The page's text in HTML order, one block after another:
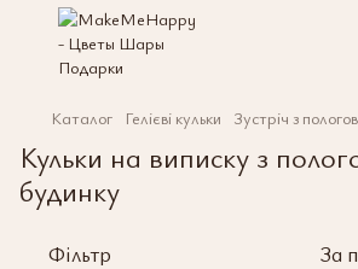
Каталог Гелієві кульки Зустріч з
Кульки на виписку з
будинку
Фільтр За